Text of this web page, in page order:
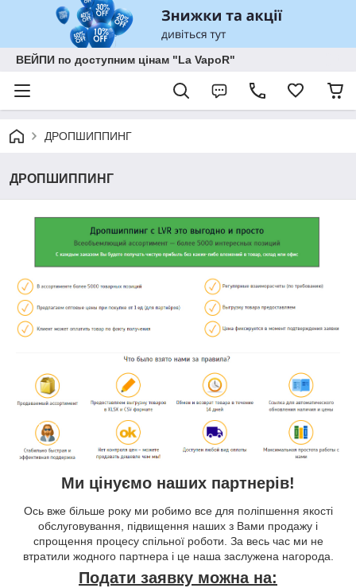
ВЕЙПИ по доступним цінам "La VapoR"
ДРОПШИППИНГ
ДРОПШИППИНГ
Ми цінуємо наших партнерів!
Ось вже більше року ми робимо все для поліпшення якості
обслуговування, підвищення наших з Вами продажу і
спрощення процесу спільної роботи. За весь час ми не
втратили жодного партнера і це наша заслужена нагорода.
Подати заявку можна на: